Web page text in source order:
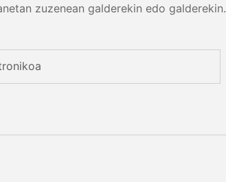
zuzenean galderekin edo galderekin.